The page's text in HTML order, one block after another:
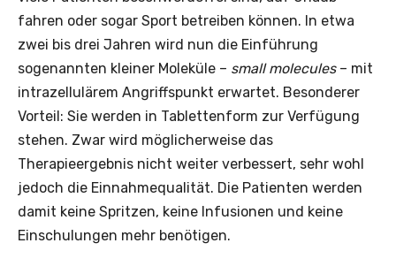
fahren oder sogar Sport betreiben können. In etwa
zwei bis drei Jahren wird nun die Einführung
sogenannten kleiner Moleküle – small molecules– mit
intrazellulärem Angriffspunkt erwartet. Besonderer
Vorteil: Sie werden in Tablettenform zur Verfügung
stehen. Zwar wird möglicherweise das
Therapieergebnis nicht weiter verbessert, sehr wohl
jedoch die Einnahmequalität. Die Patienten werden
damit keine Spritzen, keine Infusionen und keine
Einschulungen mehr benötigen.